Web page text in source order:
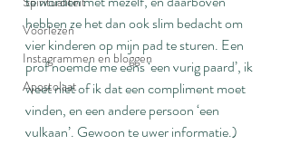
Voorlezen
Instagrammen en bloggen
Apostolaat
hebben ze het dan ook slim bedacht om
vier kinderen op mijn pad te sturen. Een
prof noemde me eens ‘een vurig paard’, ik
weet niet of ik dat een compliment moet
vinden, en een andere persoon ‘een
vulkaan’. Gewoon te uwer informatie.)